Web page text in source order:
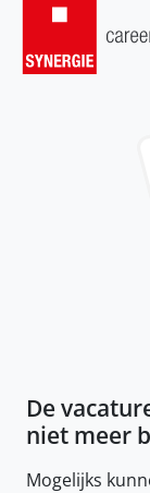
De
niet meer
Mogelijks